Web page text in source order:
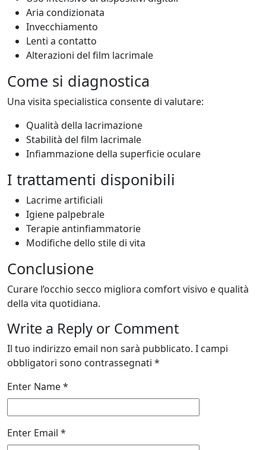
Aria condizionata
Invecchiamento
Lenti a contatto
Alterazioni del film lacrimale
Come si diagnostica
Una visita specialistica consente di valutare:
Qualità della lacrimazione
Stabilità del film lacrimale
Infiammazione della superficie oculare
I trattamenti disponibili
Lacrime artificiali
Igiene palpebrale
Terapie antinfiammatorie
Modifiche dello stile di vita
Conclusione
Curare l’occhio secco migliora comfort visivo e qualità
della vita quotidiana.
Write a Reply or Comment
Il tuo indirizzo email non sarà pubblicato. I campi
obbligatori sono contrassegnati *
Enter Name*
Enter Email *